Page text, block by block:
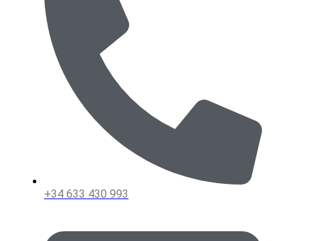
+34 633 430 993